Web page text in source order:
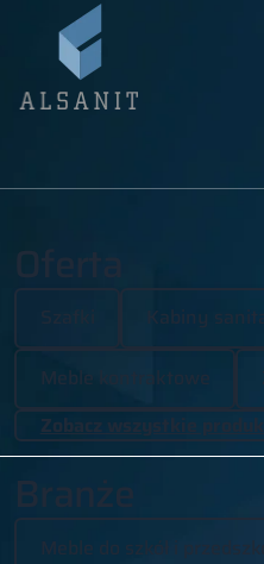
Oferta
Kabiny
Meble kontraktowe
Zobacz wszystkie
Branże
Meble do szkół i